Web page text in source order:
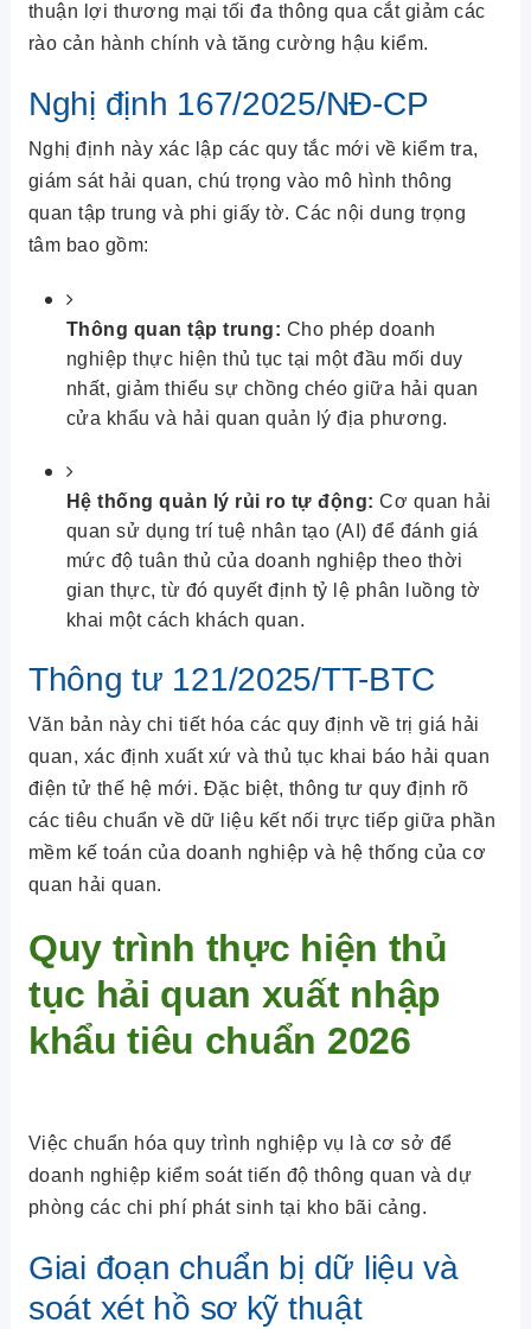
thuận lợi thương mại tối đa thông qua cắt giảm các
rào cản hành chính và tăng cường hậu kiểm.
Nghị định 167/2025/NĐ-CP
Nghị định này xác lập các quy tắc mới về kiểm tra,
giám sát hải quan, chú trọng vào mô hình thông
quan tập trung và phi giấy tờ. Các nội dung trọng
tâm bao gồm:
Thông quan tập trung: Cho phép doanh
nghiệp thực hiện thủ tục tại một đầu mối duy
nhất, giảm thiểu sự chồng chéo giữa hải quan
cửa khẩu và hải quan quản lý địa phương.
Hệ thống quản lý rủi ro tự động: Cơ quan hải
quan sử dụng trí tuệ nhân tạo (AI) để đánh giá
mức độ tuân thủ của doanh nghiệp theo thời
gian thực, từ đó quyết định tỷ lệ phân luồng tờ
khai một cách khách quan.
Thông tư 121/2025/TT-BTC
Văn bản này chi tiết hóa các quy định về trị giá hải
quan, xác định xuất xứ và thủ tục khai báo hải quan
điện tử thế hệ mới. Đặc biệt, thông tư quy định rõ
các tiêu chuẩn về dữ liệu kết nối trực tiếp giữa phần
mềm kế toán của doanh nghiệp và hệ thống của cơ
quan hải quan.
Quy trình thực hiện thủ
tục hải quan xuất nhập
khẩu tiêu chuẩn 2026
Việc chuẩn hóa quy trình nghiệp vụ là cơ sở để
doanh nghiệp kiểm soát tiến độ thông quan và dự
phòng các chi phí phát sinh tại kho bãi cảng.
Giai đoạn chuẩn bị dữ liệu và
soát xét hồ sơ kỹ thuật